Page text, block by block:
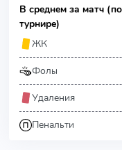
В среднем за матч
турнире)
ЖК
Фолы
Удаления
Пенальти